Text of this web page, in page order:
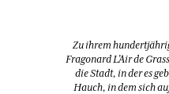
Duftspender & 10 Stäbchen
Zu ihrem
Fragonard L’Air de
die Stadt, in der es
Hauch, in dem sich